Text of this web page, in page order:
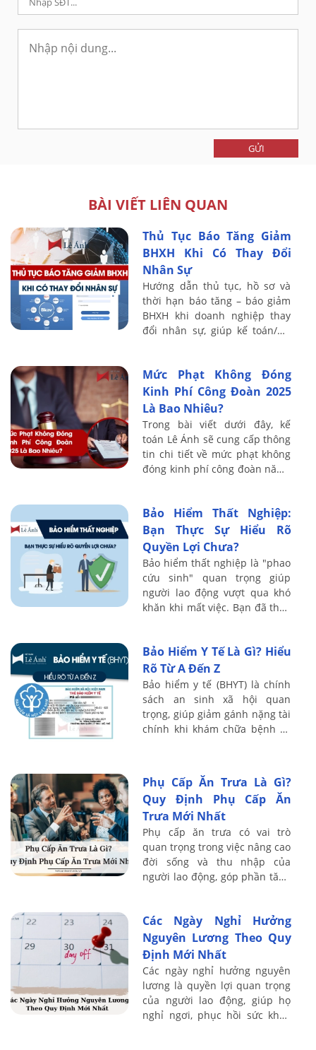
GỬI
BÀI VIẾT LIÊN QUAN
Thủ Tục Báo Tăng Giảm
BHXH Khi Có Thay Đổi
Nhân Sự
Hướng dẫn thủ tục, hồ sơ và
thời hạn báo tăng – báo giảm
BHXH khi doanh nghiệp thay
đổi nhân sự, giúp kế toán/HR
Mức Phạt Không Đóng
Kinh Phí Công Đoàn 2025
Là Bao Nhiêu?
Trong bài viết dưới đây, kế
toán Lê Ánh sẽ cung cấp thông
tin chi tiết về mức phạt không
đóng kinh phí công đoàn năm ,
nghĩa vụ ...
Bảo Hiểm Thất Nghiệp:
Bạn Thực Sự Hiểu Rõ
Quyền Lợi Chưa?
Bảo hiểm thất nghiệp là "phao
cứu sinh" quan trọng giúp
người lao động vượt qua khó
khăn khi mất việc. Bạn đã thực
...
Bảo Hiểm Y Tế Là Gì? Hiểu
Rõ Từ A Đến Z
Bảo hiểm y tế (BHYT) là chính
sách an sinh xã hội quan
trọng, giúp giảm gánh nặng tài
chính khi khám chữa bệnh và
Tuy nhiên, ...
Phụ Cấp Ăn Trưa Là Gì?
Quy Định Phụ Cấp Ăn
Trưa Mới Nhất
Phụ cấp ăn trưa có vai trò
quan trọng trong việc nâng cao
đời sống và thu nhập của
người lao động, góp phần tăng
Các Ngày Nghỉ Hưởng
Nguyên Lương Theo Quy
Định Mới Nhất
Các ngày nghỉ hưởng nguyên
lương là quyền lợi quan trọng
của người lao động, giúp họ
nghỉ ngơi, phục hồi sức khỏe